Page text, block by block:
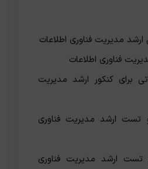
مدیریت فناوری اطلاعات
فناوری اطلاعات
برای کنکور ارشد مدیریت
ارشد مدیریت فناوری
تست ارشد مدیریت فناوری